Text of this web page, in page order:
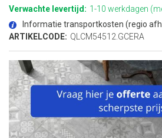
begin
de
afbeeldingen-
Verwachte levertijd: 1-10 werkdagen
Informatie transportkosten (regio
ARTIKELCODE: QLCM54512.GCERA